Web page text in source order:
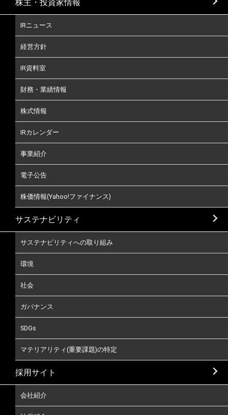
株主・投資家情報
IRニュース
経営方針
IR資料室
財務・業績情報
株式情報
IRカレンダー
事業紹介
電子公告
株価情報(Yahoo!ファイナンス)
サステナビリティ
サステナビリティへの取り組み
環境
社会
ガバナンス
SDGs
マテリアリティ(重要課題)の特定
採用サイト
会社紹介